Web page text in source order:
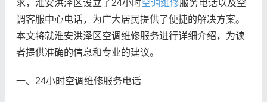
求，淮安洪泽区设立了24小时空调维修服务电话以及空
调客服中心电话，为广大居民提供了便捷的解决方案。
本文将就淮安洪泽区空调维修服务进行详细介绍，为读
者提供准确的信息和专业的建议。
一、24小时空调维修服务电话